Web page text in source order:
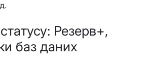
Резерв+,
баз даних